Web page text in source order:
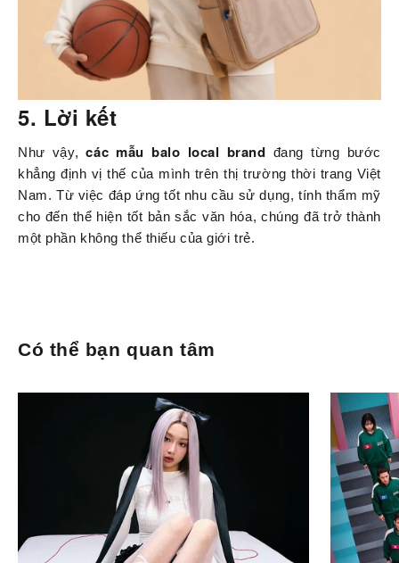
5. Lời kết
Như vậy,các mẫu balo local brand đang từng bước
khẳng định vị thế của mình trên thị trường thời trang Việt
Nam. Từ việc đáp ứng tốt nhu cầu sử dụng, tính thẩm mỹ
cho đến thể hiện tốt bản sắc văn hóa, chúng đã trở thành
một phần không thể thiếu của giới trẻ.
Có thể bạn quan tâm